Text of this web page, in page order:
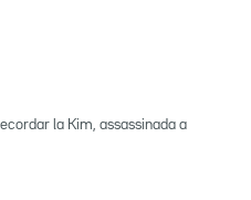
la Kim, assassinada a